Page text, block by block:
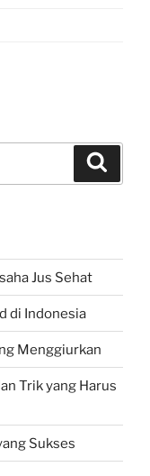
Jus Sehat
di Indonesia
Menggiurkan
Trik yang Harus
Sukses